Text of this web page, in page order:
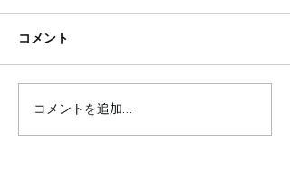
山形からの遠征！！
コメント
コメントを追加…